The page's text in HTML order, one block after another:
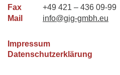
Fax
+49 421 – 436 09-99
Mail
info@gig-gmbh.eu
Impressum
Datenschutzerklärung